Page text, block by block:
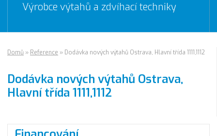
Výrobce výtahů a zdvíhací techniky
Domů » Reference » Dodávka nových výtahů Ostrava, Hlavní třída 1111,1112
Dodávka nových výtahů Ostrava,
Hlavní třída 1111,1112